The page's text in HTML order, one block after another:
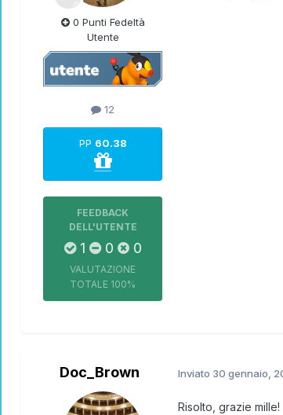
0 Punti Fedeltà
Utente
12
PP 60.38
FEEDBACK
DELL'UTENTE
1 0 0
VALUTAZIONE
TOTALE 100%
Doc_Brown Inviato 30 gennaio,
Risolto, grazie mille!